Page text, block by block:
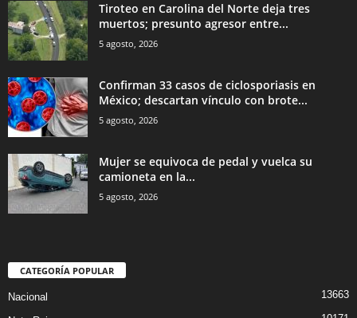
Tiroteo en Carolina del Norte deja tres
muertos; presunto agresor entre...
5 agosto, 2026
Confirman 33 casos de ciclosporiasis en
México; descartan vínculo con brote...
5 agosto, 2026
Mujer se equivoca de pedal y vuelca su
camioneta en la...
5 agosto, 2026
CATEGORÍA POPULAR
Nacional 13663